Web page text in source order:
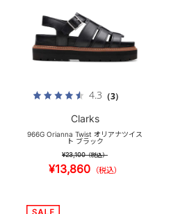
4.3 （3）
Clarks
966G Orianna Twist オリアナツイス
ト ブラック
¥23,100（税込）
¥13,860 （税込）